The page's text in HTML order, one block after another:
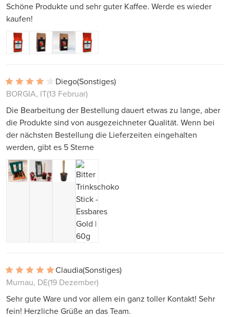
Schöne Produkte und sehr guter Kaffee. Werde es wieder
kaufen!
Diego(Sonstiges)
BORGIA, IT(13 Februar)
Die Bearbeitung der Bestellung dauert etwas zu lange, aber
die Produkte sind von ausgezeichneter Qualität. Wenn bei
der nächsten Bestellung die Lieferzeiten eingehalten
werden, gibt es 5 Sterne
Claudia(Sonstiges)
Murnau, DE(19 Dezember)
Sehr gute Ware und vor allem ein ganz toller Kontakt! Sehr
fein! Herzliche Grüße an das Team.